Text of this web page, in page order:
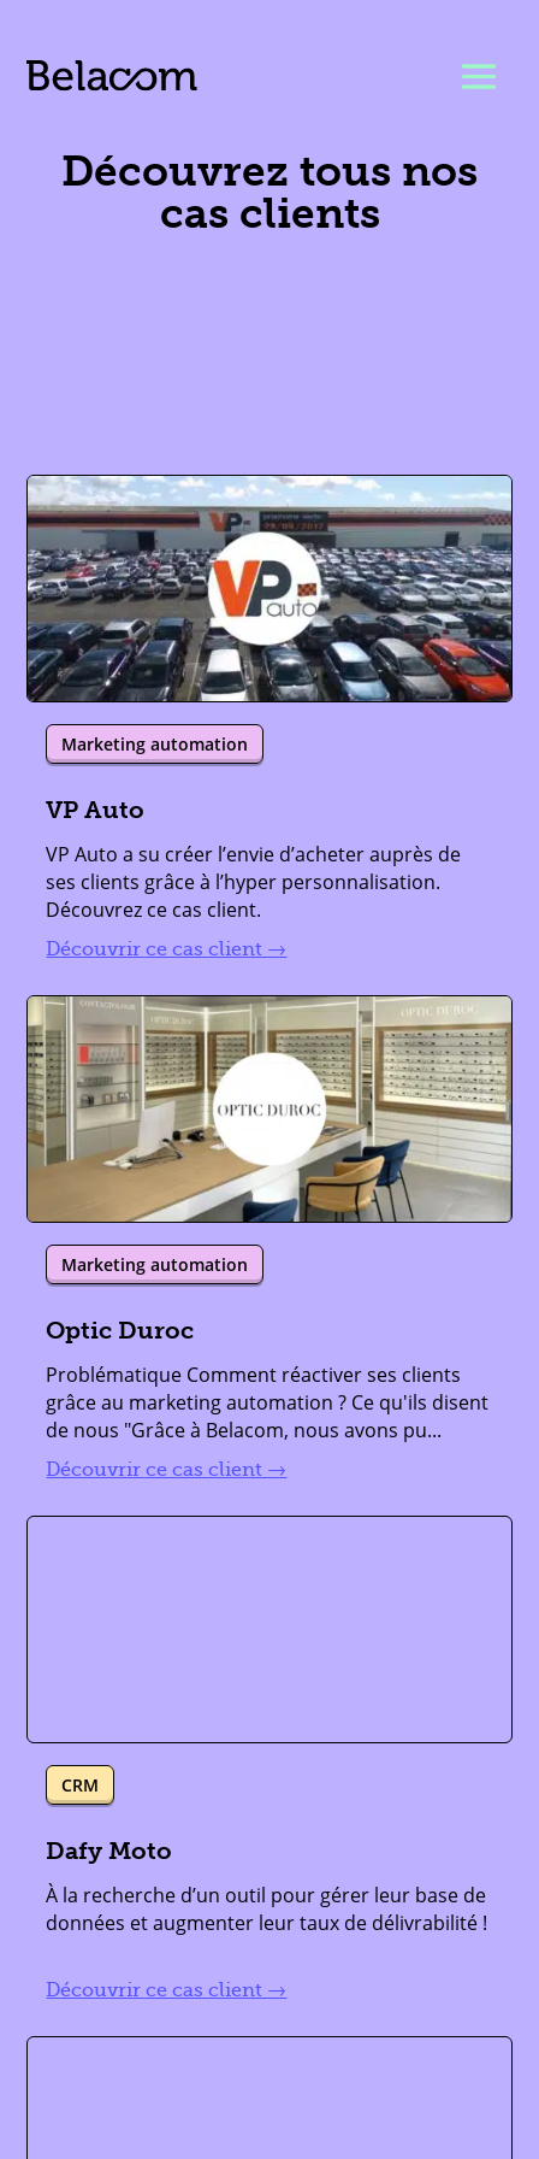
Découvrez tous nos
cas clients
VP Auto
Marketing automation
VP Auto a su créer l’envie d’acheter auprès de
ses clients grâce à l’hyper personnalisation.
Découvrez ce cas client.
lire plus
Optic Duroc
Marketing automation
Problématique Comment réactiver ses clients
grâce au marketing automation ? Ce qu'ils disent
de nous "Grâce à Belacom, nous avons pu...
lire plus
Dafy Moto
CRM
À la recherche d’un outil pour gérer leur base de
données et augmenter leur taux de délivrabilité !
lire plus